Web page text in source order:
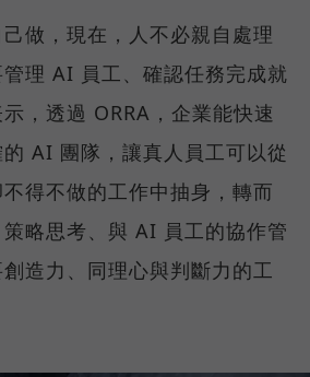
己做，現在，人不必親自處理
理 AI 員工、確認任務完成就
，透過 ORRA，企業能快速
AI 團隊，讓真人員工可以從
得不做的工作中抽身，轉而
略思考、與 AI 員工的協作管
造力、同理心與判斷力的工